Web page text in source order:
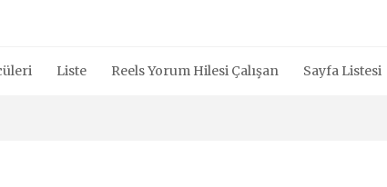
Liste Reels Yorum Hilesi Çalışan Sayfa Listesi